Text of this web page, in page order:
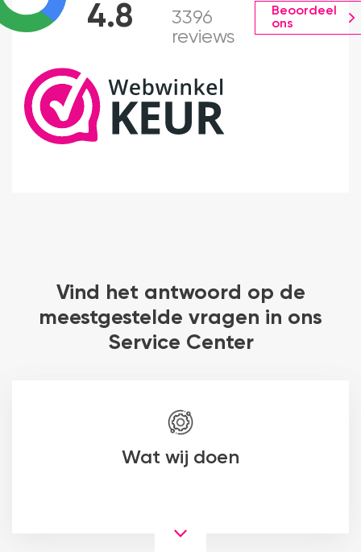
4.8
3396
reviews
Beoordeel
ons
Vind het antwoord op de
meestgestelde vragen in ons
Service Center
Wat wij doen